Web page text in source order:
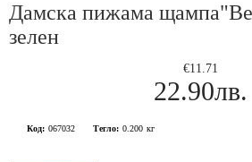
Дамска пижама
зелен
€11.71
22.90лв.
Код: 067032 Тегло: 0.200 кг